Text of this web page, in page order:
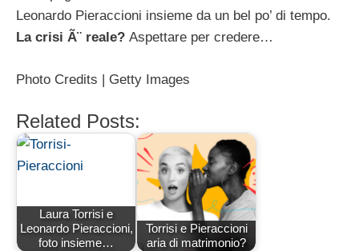
Leonardo Pieraccioni insieme da un bel po’ di tempo.
La crisi Ã¨ reale? Aspettare per credere…
Photo Credits | Getty Images
Related Posts:
Laura Torrisi e
Leonardo Pieraccioni,
foto insieme…
Torrisi e Pieraccioni
aria di matrimonio?